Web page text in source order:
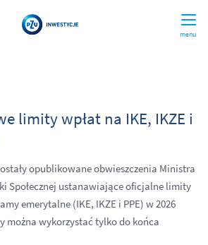
menu
limity wpłat na IKE, IKZE i
opublikowane obwieszczenia Ministra
Społecznej ustanawiające oficjalne limity
emerytalne (IKE, IKZE i PPE) w 2026
można wykorzystać tylko do końca